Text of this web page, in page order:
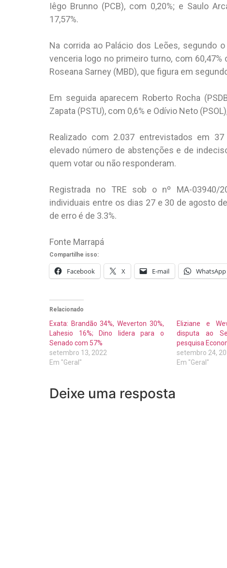
Iêgo Brunno (PCB), com 0,20%; e Saulo
17,57%.
Na corrida ao Palácio dos Leões, segundo
venceria logo no primeiro turno, com
Roseana Sarney (MBD), que figura em
Em seguida aparecem Roberto Rocha
Zapata (PSTU), com 0,6% e Odívio Neto
Realizado com 2.037 entrevistados em
elevado número de abstenções e de
quem votar ou não responderam.
Registrada no TRE sob o nº MA-03940/
individuais entre os dias 27 e 30 de agosto
de erro é de 3.3%.
Fonte Marrapá
Compartilhe isso:
Facebook X E-mail WhatsApp
Relacionado
Exata: Brandão 34%, Weverton 30%,
Lahesio 16%; Dino lidera para o
Senado com 57%
setembro 13, 2022
Em "Geral"
Eliziane e
disputa ao
pesquisa
setembro 24,
Em "Geral"
Deixe uma resposta